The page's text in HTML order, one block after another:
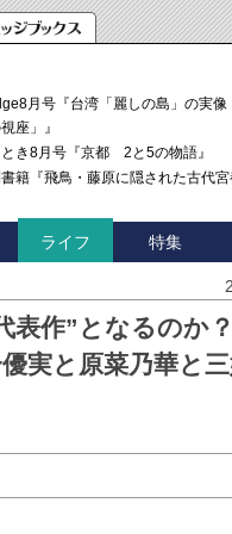
月号『台湾「麗しの島」の実
座」』
き8月号『京都 2と5の物語』
籍『飛鳥・藤原に隠された古代宮
ライフ 特集
表作”となるのか
実と原菜乃華と